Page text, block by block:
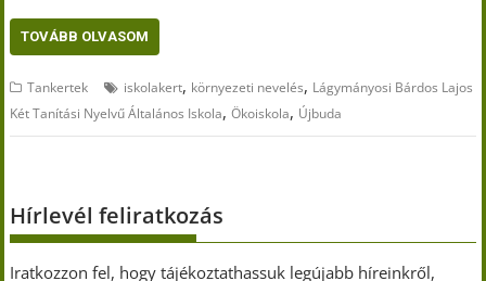
TOVÁBB OLVASOM
Tankertek iskolakert, környezeti nevelés, Lágymányosi Bárdos Lajos
Két Tanítási Nyelvű Általános Iskola,Ökoiskola, Újbuda
Hírlevél feliratkozás
Iratkozzon fel, hogy tájékoztathassuk legújabb híreinkről,